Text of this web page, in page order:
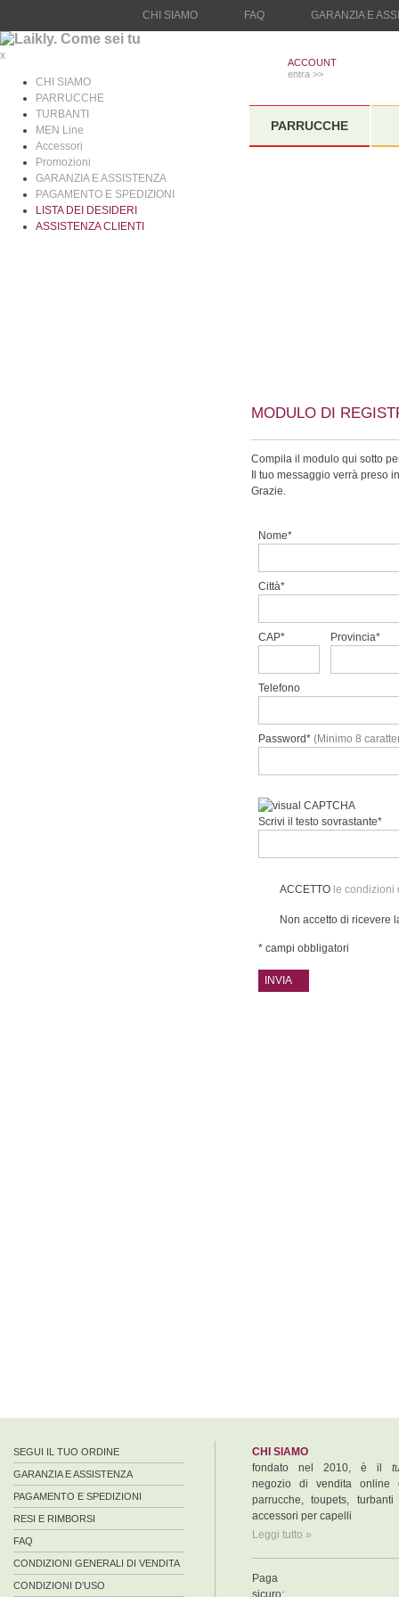
CHI SIAMO FAQ GARANZIA E
ACCOUNT
entra >>
PARRUCCHE
x
CHI SIAMO
PARRUCCHE
TURBANTI
MEN Line
Accessori
Promozioni
GARANZIA E ASSISTENZA
PAGAMENTO E SPEDIZIONI
LISTA DEI DESIDERI
ASSISTENZA CLIENTI
ACCOUNT
entra >>
MODULO DI
Compila il modulo qui sotto
Il tuo messaggio verrà preso
Grazie.
Nome*
Città*
CAP* Provincia*
Telefono
Password* (Minimo 8
Scrivi il testo sovrastante*
ACCETTO le condizioni
Non accetto di ricevere
* campi obbligatori
SEGUI IL TUO ORDINE
GARANZIA E ASSISTENZA
PAGAMENTO E SPEDIZIONI
RESI E RIMBORSI
FAQ
CONDIZIONI GENERALI DI VENDITA
CONDIZIONI D’USO
CHI SIAMO
fondato nel 2010, è il
negozio di vendita online
parrucche, toupets, turbanti
accessori per capelli
Leggi tutto »
Paga
sicuro: